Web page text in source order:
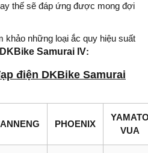
thế sẽ đáp ứng được mong đợi
khảo những loại ắc quy hiệu suất
Samurai IV:
điện DKBike Samurai
PHOENIX
VUA